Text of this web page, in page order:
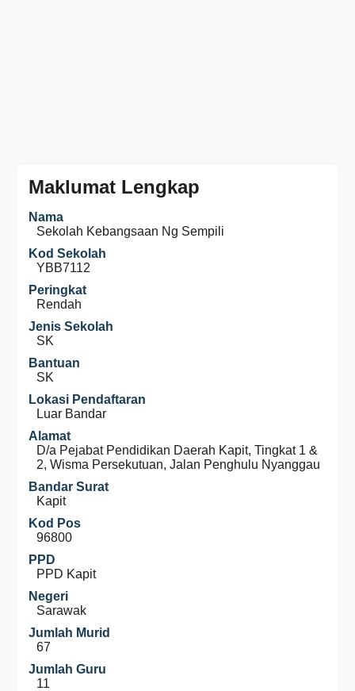
Maklumat Lengkap
Nama
Sekolah Kebangsaan Ng Sempili
Kod Sekolah
YBB7112
Peringkat
Rendah
Jenis Sekolah
SK
Bantuan
SK
Lokasi Pendaftaran
Luar Bandar
Alamat
D/a Pejabat Pendidikan Daerah Kapit, Tingkat 1 &
2, Wisma Persekutuan, Jalan Penghulu Nyanggau
Bandar Surat
Kapit
Kod Pos
96800
PPD
PPD Kapit
Negeri
Sarawak
Jumlah Murid
67
Jumlah Guru
11